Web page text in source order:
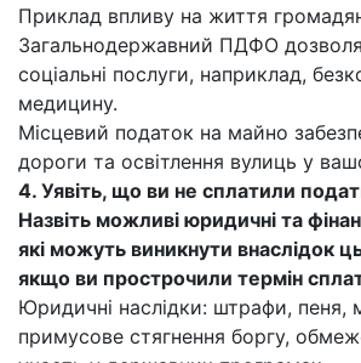
Приклад впливу на життя
Загальнодержавний ПДФО
соціальні послуги, наприклад,
медицину.
Місцевий податок на майно
дороги та освітлення вулиць у
4. Уявіть, що ви не сплатили
Назвіть можливі юридичні та
які можуть виникнути внаслідок
якщо ви прострочили термін
Юридичні наслідки: штрафи, пеня,
примусове стягнення боргу,